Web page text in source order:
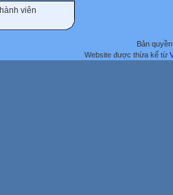
viên
Bản
Website được thừa kế từ